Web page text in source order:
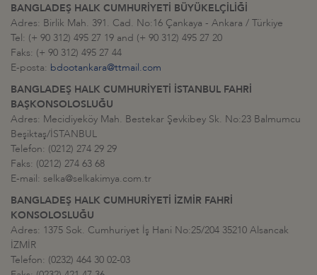
BANGLADEŞ HALK CUMHURİYETİ BÜYÜKELÇİLİĞİ
Adres: Birlik Mah. 391. Cad. No:16 Çankaya - Ankara / Türkiye
Tel: (+ 90 312) 495 27 19 and (+ 90 312) 495 27 20
Faks: (+ 90 312) 495 27 44
E-posta: bdootankara@ttmail.com
BANGLADEŞ HALK CUMHURİYETİ İSTANBUL FAHRİ
BAŞKONSOLOSLUĞU
Adres: Mecidiyeköy Mah. Bestekar Şevkibey Sk. No:23 Balmumcu
Beşiktaş/İSTANBUL
Telefon: (0212) 274 29 29
Faks: (0212) 274 63 68
E-mail: selka@selkakimya.com.tr
BANGLADEŞ HALK CUMHURİYETİ İZMİR FAHRİ
KONSOLOSLUĞU
Adres: 1375 Sok. Cumhuriyet İş Hani No:25/204 35210 Alsancak
İZMİR
Telefon: (0232) 464 30 02-03